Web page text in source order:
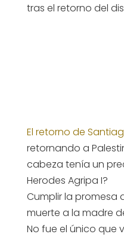
tras el retorno del
El retorno de
retornando a
cabeza tenía un
Herodes Agripa I?
Cumplir la promesa
muerte a la madre
No fue el único que